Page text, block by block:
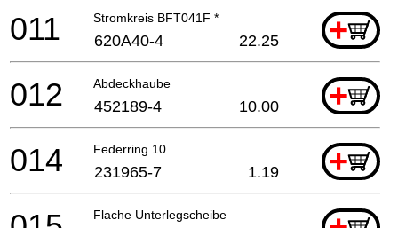
Stromkreis BFT041F * +
011 620A40-4 22.25
Abdeckhaube +
012 452189-4 10.00
Federring 10 +
014 231965-7 1.19
Flache Unterlegscheibe